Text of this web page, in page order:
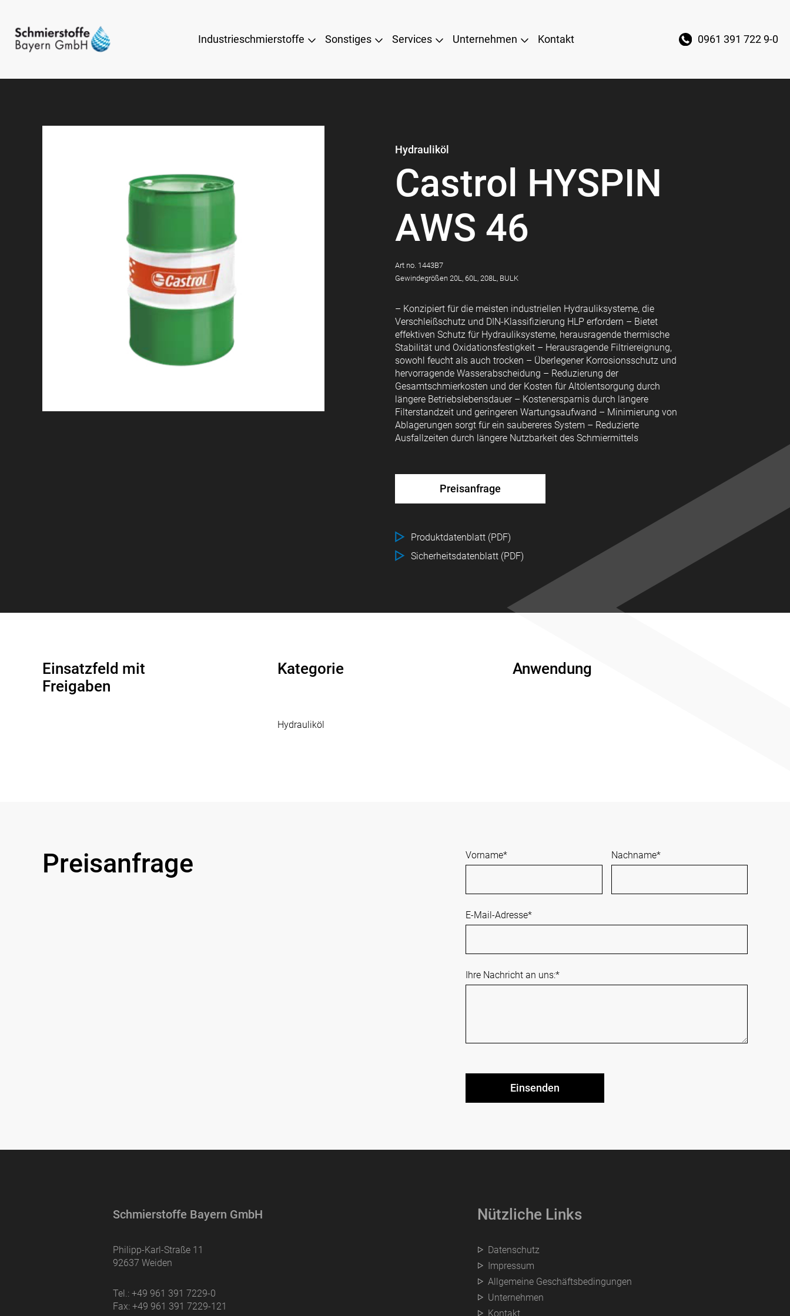
Industrieschmierstoffe Sonstiges Services Unternehmen Kontakt 0961 391 722 9-0
Hydrauliköl
Castrol HYSPIN
AWS 46
Art no. 1443B7
Gewindegrößen 20L, 60L, 208L, BULK
– Konzipiert für die meisten industriellen Hydrauliksysteme, die
Verschleißschutz und DIN-Klassifizierung HLP erfordern – Bietet
effektiven Schutz für Hydrauliksysteme, herausragende thermische
Stabilität und Oxidationsfestigkeit – Herausragende Filtriereignung,
sowohl feucht als auch trocken – Überlegener Korrosionsschutz und
hervorragende Wasserabscheidung – Reduzierung der
Gesamtschmierkosten und der Kosten für Altölentsorgung durch
längere Betriebslebensdauer – Kostenersparnis durch längere
Filterstandzeit und geringeren Wartungsaufwand – Minimierung von
Ablagerungen sorgt für ein saubereres System – Reduzierte
Ausfallzeiten durch längere Nutzbarkeit des Schmiermittels
Preisanfrage
Produktdatenblatt (PDF)
Sicherheitsdatenblatt (PDF)
Einsatzfeld mit
Freigaben
Kategorie
Hydrauliköl
Anwendung
Preisanfrage Vorname* Nachname*
E-Mail-Adresse*
Ihre Nachricht an uns:*
Schmierstoffe Bayern GmbH
Philipp-Karl-Straße 11
92637 Weiden
Tel.: +49 961 391 7229-0
Fax: +49 961 391 7229-121
Nützliche Links
Datenschutz
Impressum
Allgemeine Geschäftsbedingungen
Unternehmen
Kontakt